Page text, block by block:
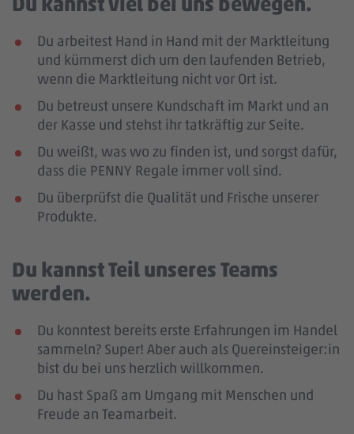
Du arbeitest Hand in Hand mit der Marktleitung
und kümmerst dich um den laufenden Betrieb,
wenn die Marktleitung nicht vor Ort ist.
Du betreust unsere Kundschaft im Markt und an
der Kasse und stehst ihr tatkräftig zur Seite.
Du weißt, was wo zu finden ist, und sorgst dafür,
dass die PENNY Regale immer voll sind.
Du überprüfst die Qualität und Frische unserer
Produkte.
Du kannst Teil unseres Teams
werden.
Du konntest bereits erste Erfahrungen im Handel
sammeln? Super! Aber auch als Quereinsteiger:in
bist du bei uns herzlich willkommen.
Du hast Spaß am Umgang mit Menschen und
Freude an Teamarbeit.